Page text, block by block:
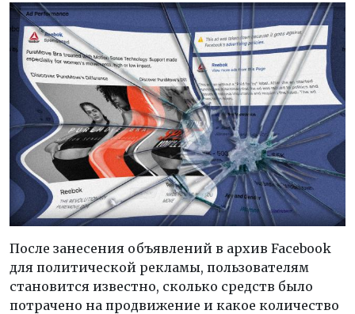
После занесения объявлений в архив Facebook
для политической рекламы, пользователям
становится известно, сколько средств было
потрачено на продвижение и какое количество